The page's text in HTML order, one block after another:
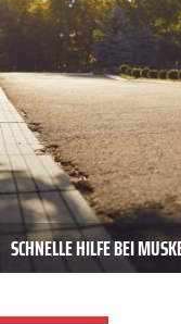
SCHNELLE HILFE BEI